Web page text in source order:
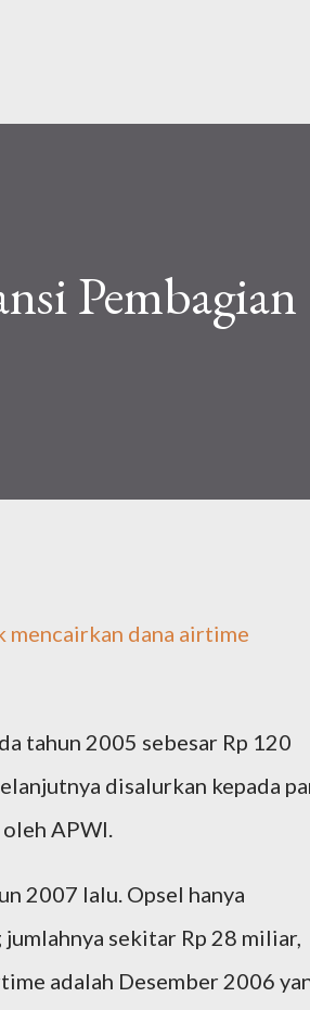
Pembagian
mencairkan dana airtime
tahun 2005 sebesar Rp 120
disalurkan kepada
APWI.
2007 lalu. Opsel hanya
sekitar Rp 28 miliar,
adalah Desember 2006